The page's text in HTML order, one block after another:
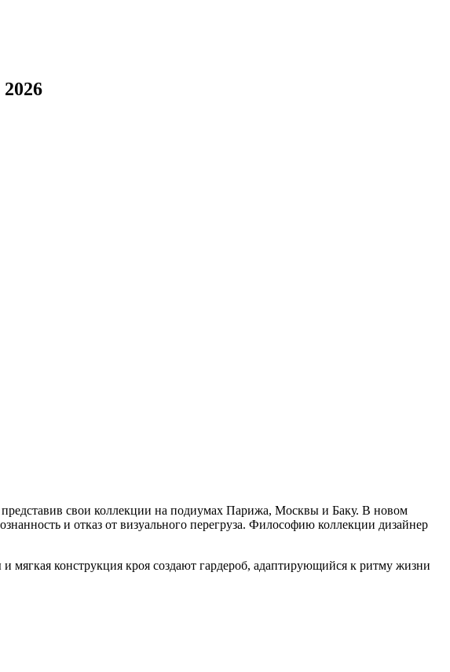
свои коллекции на подиумах Парижа, Москвы и Баку. В новом
и отказ от визуального перегруза. Философию коллекции дизайнер
конструкция кроя создают гардероб, адаптирующийся к ритму жизни